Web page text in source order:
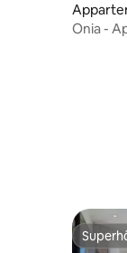
Onia -